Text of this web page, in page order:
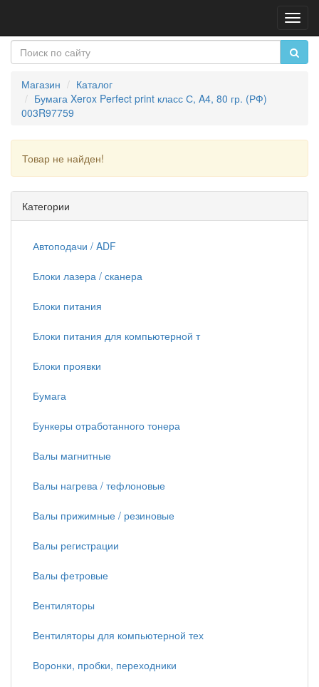
Магазин
Каталог
Бумага Xerox Perfect print класс С, A4, 80 гр. (РФ)
003R97759
Товар не найден!
Категории
Автоподачи / ADF
Блоки лазера / сканера
Блоки питания
Блоки питания для компьютерной т
Блоки проявки
Бумага
Бункеры отработанного тонера
Валы магнитные
Валы нагрева / тефлоновые
Валы прижимные / резиновые
Валы регистрации
Валы фетровые
Вентиляторы
Вентиляторы для компьютерной тех
Воронки, пробки, переходники